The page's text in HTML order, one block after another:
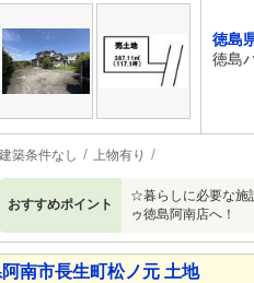
徳島
徳島
建築条件なし 上物有り
おすすめポイント
☆暮らしに必要な施
ゥ徳島阿南店へ！
南市長生町松ノ元 土地